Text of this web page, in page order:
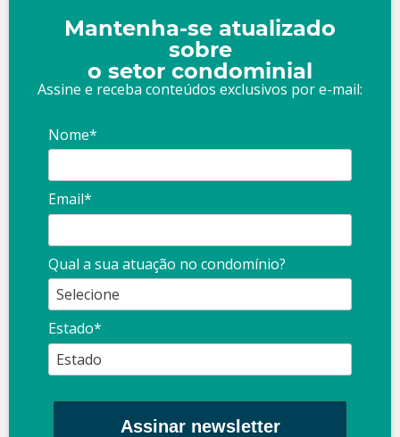
Mantenha-se atualizado
sobre
o setor condominial
Assine e receba conteúdos exclusivos por e-mail:
Nome*
Email*
Qual a sua atuação no condomínio?
Estado*
Assinar newsletter